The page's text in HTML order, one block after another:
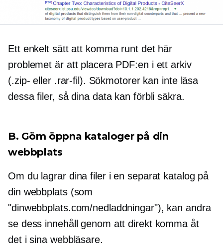
Ett enkelt sätt att komma runt det här
problemet är att placera PDF:en i ett arkiv
(.zip- eller .rar-fil). Sökmotorer kan inte läsa
dessa filer, så dina data kan förbli säkra.
B. Göm öppna kataloger på din
webbplats
Om du lagrar dina filer i en separat katalog på
din webbplats (som
"dinwebbplats.com/nedladdningar"), kan andra
se dess innehåll genom att direkt komma åt
det i sina webbläsare.